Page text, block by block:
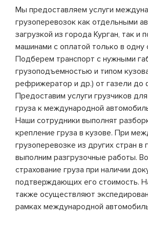
Мы предоставляем услуги
грузоперевозок как отдельными
загрузкой из города Курган, так и
машинами с оплатой только в одну
Подберем транспорт с нужными
грузоподъемностью и типом
рефрижератор и др.) от газели до
Предоставим услуги грузчиков
груза к международной
Наши сотрудники выполнят
крепление груза в кузове. При
грузоперевозке из других стран в
выполним разгрузочные работы.
страхование груза при наличии
подтверждающих его стоимость.
также осуществляют
рамках международной